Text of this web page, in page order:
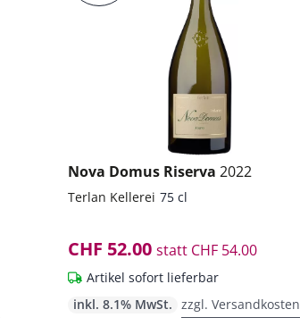
Nova Domus Riserva 2022
Terlan Kellerei 75 cl
CHF 52.00 statt CHF 54.00
Artikel sofort lieferbar
inkl. 8.1% MwSt. zzgl. Versandkosten